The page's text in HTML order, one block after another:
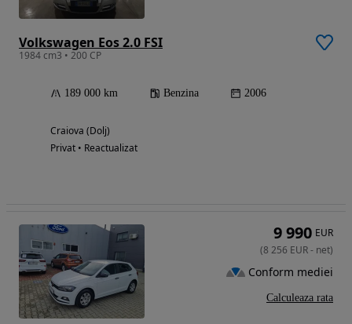
Volkswagen Eos 2.0 FSI
1984 cm3 • 200 CP
189 000 km Benzina 2006
Craiova (Dolj)
Privat • Reactualizat
9 990 EUR
(8 256 EUR- net)
Conform mediei
Calculeaza rata